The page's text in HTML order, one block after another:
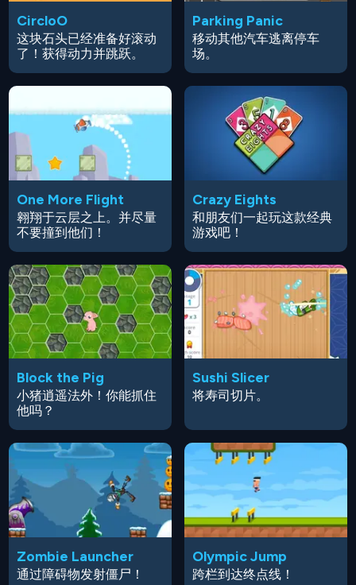
CircloO
这块石头已经准备好滚动
了！获得动力并跳跃。
Parking Panic
移动其他汽车逃离停车
场。
One More Flight
翱翔于云层之上。并尽量
不要撞到他们！
Crazy Eights
和朋友们一起玩这款经典
游戏吧！
Block the Pig
小猪逍遥法外！你能抓住
他吗？
Sushi Slicer
将寿司切片。
Zombie Launcher
通过障碍物发射僵尸！
Olympic Jump
跨栏到达终点线！